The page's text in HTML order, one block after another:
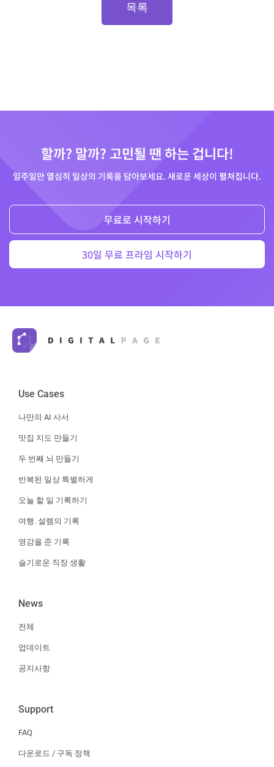
목록
할까? 말까? 고민될 땐 하는 겁니다!
일주일만 열심히 일상의 기록을 담아보세요. 새로운 세상이 펼쳐집니다.
무료로 시작하기
30일 무료 프라임 시작하기
Use Cases
나만의 AI 사서
맛집 지도 만들기
두 번째 뇌 만들기
반복된 일상 특별하게
오늘 할 일 기록하기
여행. 설렘의 기록
영감을 준 기록
슬기로운 직장 생활
News
전체
업데이트
공지사항
Support
FAQ
다운로드 / 구독 정책